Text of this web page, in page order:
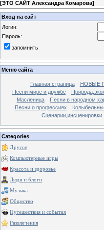
[ЭТО САЙТ Александра Комарова]
Вход на сайт
Логин:
Пароль:
запомнить
Меню сайта
Главная страница НОВЫЕ
Песни мире и дружбе
Масленица
Песни в народном
Песни о профессиях
Сценарии,инсценировки
Categories
Другое
Компьютерные игры
Красота и здоровье
Люди и блоги
Музыка
Общество
Путешествия и события
Развлечения